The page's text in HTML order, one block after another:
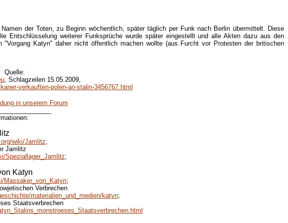
der Toten, zu Beginn wöchentlich, später täglich per Funk nach Berlin übermittelt. Diese
Entschlüsselung weiterer Funksprüche wurde später eingestellt und alle Akten dazu aus den
Katyn" daher nicht öffentlich machen wollte (aus Furcht vor Protesten der britischen
Quelle:
, Schlagzeilen 15.05.2009,
verkauften-polen-an-stalin-3456767.html
in unserem Forum
wiki/Jamlitz;
Jamlitz
Speziallager_Jamlitz;
Katyn
Massaker_von_Katyn;
Verbrechen
materialien_und_medien/katyn;
Staatsverbrechen